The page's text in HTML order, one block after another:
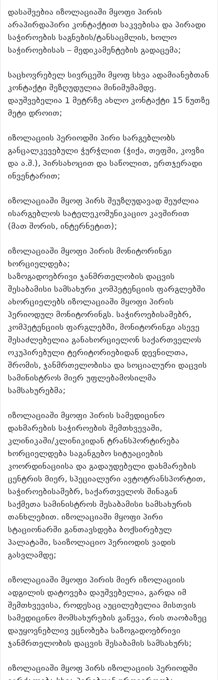
დასაშვებია იზოლაციაში მყოფი პირის
არაპირდაპირი კონტაქტით საკვებისა და პირადი
საჭიროების საგნების/ტანსაცმლის, ხოლო
საჭიროებისას – მედიკამენტების გადაცემა;
საცხოვრებელ სივრცეში მყოფ სხვა ადამიანებთან
კონტაქტი შეზღუდულია მინიმუმამდე.
დაუშვებელია 1 მეტრზე ახლო კონტაქტი 15 წუთზე
მეტი დროით;
იზოლაციის პერიოდში პირი სარგებლობს
განცალკევებული ჭურჭლით (ჭიქა, თეფში, კოვზი
და ა.შ.), პირსახოცით და საწოლით, ერთჯერადი
ინვენტარით;
იზოლაციაში მყოფ პირს შეუზღუდავად შეუძლია
ისარგებლოს სატელეკომუნიკაციო კავშირით
(მათ შორის, ინტერნეტით);
იზოლაციაში მყოფი პირის მონიტორინგი
ხორციელდება;
საზოგადოებრივი ჯანმრთელობის დაცვის
შესაბამისი სამსახური კომპეტენციის ფარგლებში
ახორციელებს იზოლაციაში მყოფი პირის
პერიოდულ მონიტორინგს. საჭიროებისამებრ,
კომპეტენციის ფარგლებში, მონიტორინგი ასევე
შესაძლებელია განახორციელონ საქართველოს
ოკუპირებული ტერიტორიებიდან დევნილთა,
შრომის, ჯანმრთელობისა და სოციალური დაცვის
სამინისტროს მიერ უფლებამოსილმა
სამსახურებმა;
იზოლაციაში მყოფი პირის სამედიცინო
დახმარების საჭიროების შემთხვევაში,
კლინიკაში/კლინიკიდან ტრანსპორტირება
ხორციელდება საგანგებო სიტუაციების
კოორდინაციისა და გადაუდებელი დახმარების
ცენტრის მიერ, სპეციალური ავტოტრანსპორტით,
საჭიროებისამებრ, საქართველოს შინაგან
საქმეთა სამინისტროს შესაბამისი სამსახურის
თანხლებით. იზოლაციაში მყოფი პირი
სტაციონარში განთავსდება ბოქსირებულ
პალატაში, საიზოლაციო პერიოდის ვადის
გასვლამდე;
იზოლაციაში მყოფი პირის მიერ იზოლაციის
ადგილის დატოვება დაუშვებელია, გარდა იმ
შემთხვევისა, როდესაც აუცილებელია მისთვის
სამედიცინო მომსახურების გაწევა, რის თაობაზეც
დაუყოვნებლივ ეცნობება საზოგადოებრივი
ჯანმრთელობის დაცვის შესაბამის სამსახურს;
იზოლაციაში მყოფ პირს იზოლაციის პერიოდში